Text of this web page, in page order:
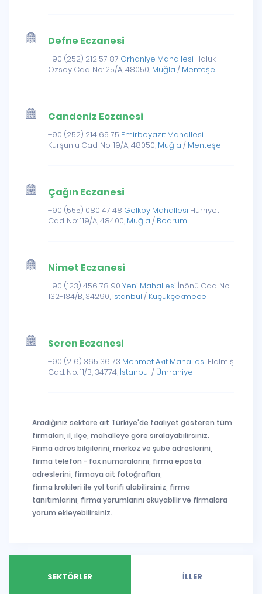
Defne Eczanesi
+90 (252) 212 57 87 Orhaniye Mahallesi Haluk
Özsoy Cad. No: 25/A, 48050, Muğla / Menteşe
Candeniz Eczanesi
+90 (252) 214 65 75 Emirbeyazıt Mahallesi
Kurşunlu Cad. No: 19/A, 48050, Muğla / Menteşe
Çağın Eczanesi
+90 (555) 080 47 48 Gölköy Mahallesi Hürriyet
Cad. No: 119/A, 48400, Muğla / Bodrum
Nimet Eczanesi
+90 (123) 456 78 90 Yeni Mahallesi İnönü Cad. No:
132-134/B, 34290, İstanbul / Küçükçekmece
Seren Eczanesi
+90 (216) 365 36 73 Mehmet Akif Mahallesi Elalmış
Cad. No: 11/B, 34774, İstanbul / Ümraniye
Aradığınız sektöre ait Türkiye'de faaliyet gösteren tüm
firmaları, il, ilçe, mahalleye göre sıralayabilirsiniz.
Firma adres bilgilerini, merkez ve şube adreslerini,
firma telefon - fax numaralarını, firma eposta
adreslerini, firmaya ait fotoğrafları,
firma krokileri ile yol tarifi alabilirsiniz, firma
tanıtımlarını, firma yorumlarını okuyabilir ve firmalara
yorum ekleyebilirsiniz.
SEKTÖRLER İLLER